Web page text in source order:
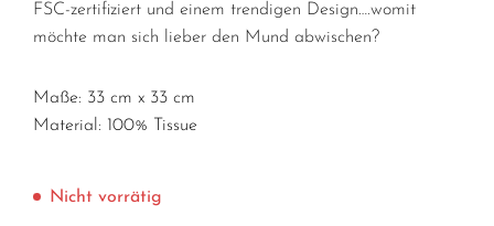
FSC-zertifiziert und einem trendigen Design….womit
möchte man sich lieber den Mund abwischen?
Maße: 33 cm x 33 cm
Material: 100% Tissue
Nicht vorrätig